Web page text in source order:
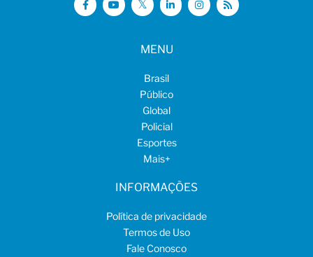
MENU
Brasil
Público
Global
Policial
Esportes
Mais+
INFORMAÇÕES
Política de privacidade
Termos de Uso
Fale Conosco